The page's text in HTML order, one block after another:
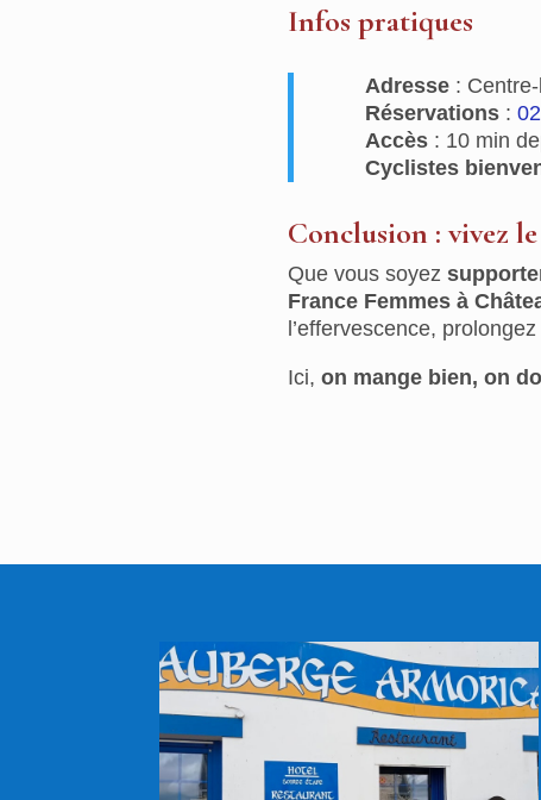
Infos pratiques
Adresse: Centre-
Réservations:
Accès: 10 min
Cyclistes
Conclusion : vivez
Que vous soyez
France Femmes à
l’effervescence,
Ici, on mange bien, on